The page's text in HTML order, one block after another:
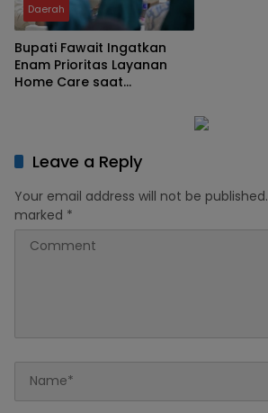
Daerah
Bupati Fawait Ingatkan
Enam Prioritas Layanan
Home Care saat
Leave a Reply
Your email address will not be published.
marked *